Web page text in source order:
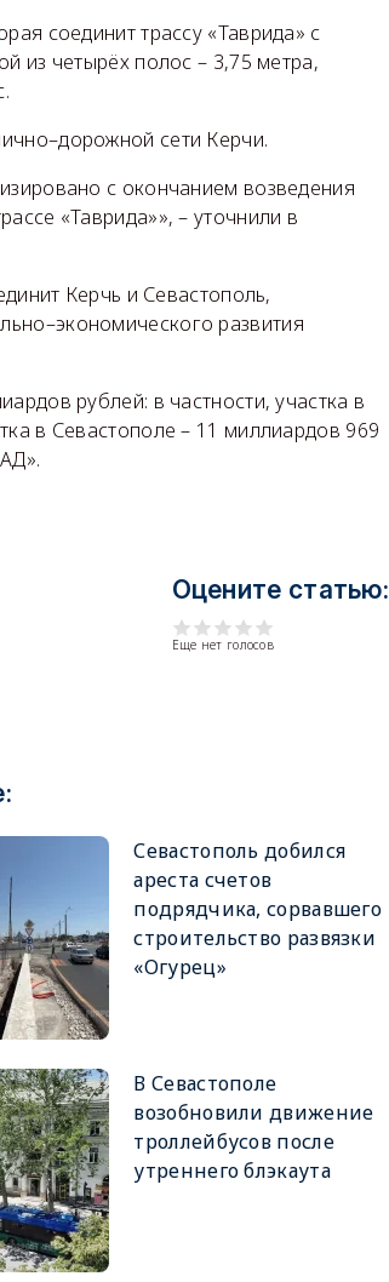
соединит трассу «Таврида» с
из четырёх полос – 3,75 метра,
сети Керчи.
с окончанием возведения
«Таврида»», – уточнили в
Керчь и Севастополь,
развития
рублей: в частности, участка в
в Севастополе – 11 миллиардов 969
Оцените статью:
Еще нет голосов
Севастополь добился
ареста счетов
подрядчика, сорвавшего
строительство развязки
«Огурец»
В Севастополе
возобновили движение
троллейбусов после
утреннего блэкаута